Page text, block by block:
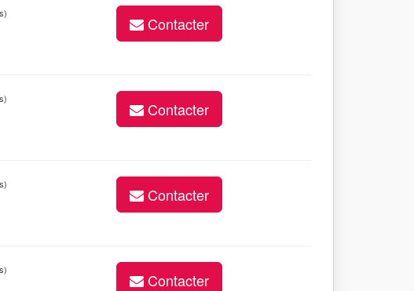
Contacter
Contacter
Contacter
Contacter